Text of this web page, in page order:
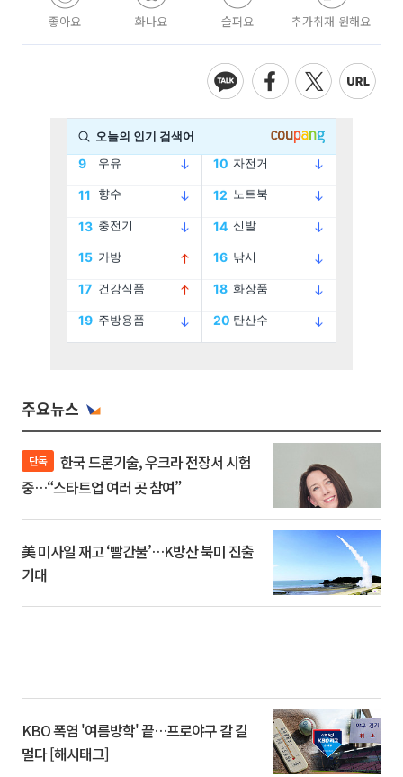
좋아요 화나요 슬퍼요 추가취재 원해요
주요뉴스
단독
중…“스타트업 여러 곳 참여”
美 미사일 재고 ‘빨간불’…K방산 북미 진출
기대
KBO 폭염 '여름방학' 끝…프로야구 갈 길
멀다 [해시태그]